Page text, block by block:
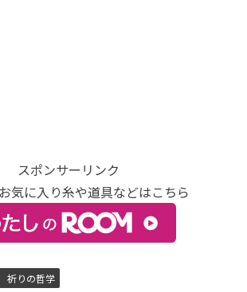
スポンサーリンク
気に入り糸や道具などはこちら
祈りの哲学